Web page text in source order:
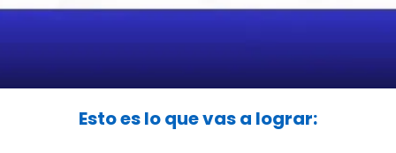
Esto es lo que vas a lograr: